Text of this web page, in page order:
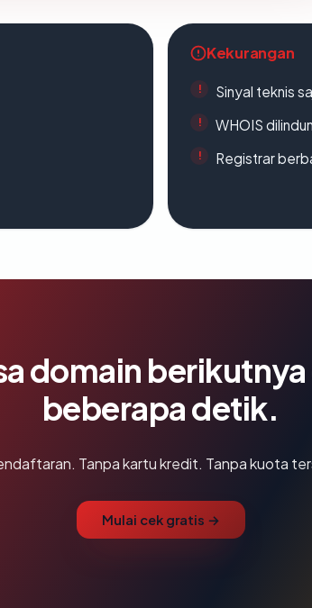
Kekurangan
Sinyal teknis
WHOIS
Registrar
domain
beberapa detik.
Tanpa kartu kredit. Tanpa kuota
Mulai cek gratis →